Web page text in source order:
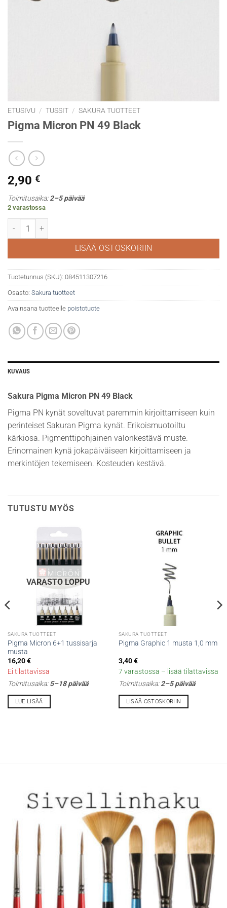
ETUSIVU / TUSSIT / SAKURA TUOTTEET
Pigma Micron PN 49 Black
2,90 €
Toimitusaika:2–5 päivää
2 varastossa
Pigma Micron PN 49 Black määrä
LISÄÄ OSTOSKORIIN
Tuotetunnus (SKU): 084511307216
Osasto: Sakura tuotteet
Avainsana tuotteelle poistotuote
KUVAUS
Sakura Pigma Micron PN 49 Black
Pigma PN kynät soveltuvat paremmin kirjoittamiseen kuin
perinteiset Sakuran Pigma kynät. Erikoismuotoiltu
kärkiosa. Pigmenttipohjainen valonkestävä muste.
Erinomainen kynä jokapäiväiseen kirjoittamiseen ja
merkintöjen tekemiseen. Kosteuden kestävä.
TUTUSTU MYÖS
VARASTO LOPPU
SAKURA TUOTTEET
Pigma Micron 6+1 tussisarja
musta
16,20€
Ei tilattavissa
Toimitusaika:5–18 päivää
LUE LISÄÄ
SAKURA TUOTTEET
Pigma Graphic 1 musta 1,0 mm
3,40€
7 varastossa – lisää tilattavissa
Toimitusaika:2–5 päivää
LISÄÄ OSTOSKORIIN